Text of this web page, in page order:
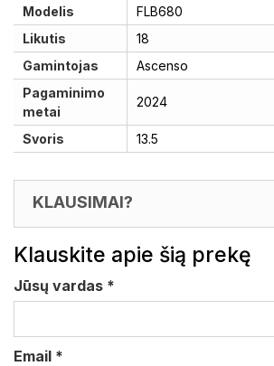
Modelis
FLB680
Likutis
18
Gamintojas
Ascenso
Pagaminimo
metai
2024
Svoris 13.5
KLAUSIMAI?
Klauskite apie šią prekę
Jūsų vardas *
Email *